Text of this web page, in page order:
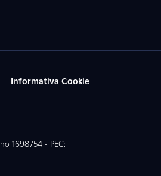
Informativa Cookie
1698754 - PEC: